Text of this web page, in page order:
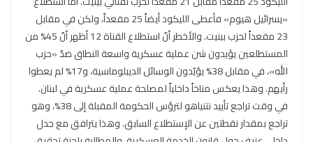
«يسرائيل هيوم» فأعطى الليكود أيضاً 25 مقعداً، ولكن في مقابل
23 مقعداً لحزب بينيت. والأخطر أنّ استطلاع القناة 12 أظهر أنّ 45% من
المستطلعين يؤيدون شن عملية عسكرية واسعة النطاق ضدّ «حزب
الله»، في مقابل 38% يؤيّدون الوسائل الديبلوماسية، و17% لم يعطوا
رأيهم. وهذا يعكس مناخاً داخلياً لمصلحة عملية عسكرية في لبنان.
في وقت تراجع تأييد نتنياهو لترؤس الحكومة المقبلة إلى 38%، وهو
تراجع بمقدار نقطتين عن الإستطلاع السابق. وهذا يترافق مع جدل